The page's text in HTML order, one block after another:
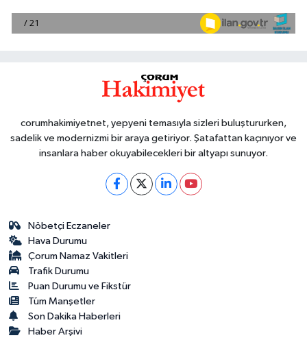
corumhakimiyetnet, yepyeni temasıyla sizleri buluştururken,
sadelik ve modernizmi bir araya getiriyor. Şatafattan kaçınıyor ve
insanlara haber okuyabilecekleri bir altyapı sunuyor.
Nöbetçi Eczaneler
Hava Durumu
Çorum Namaz Vakitleri
Trafik Durumu
Puan Durumu ve Fikstür
Tüm Manşetler
Son Dakika Haberleri
Haber Arşivi